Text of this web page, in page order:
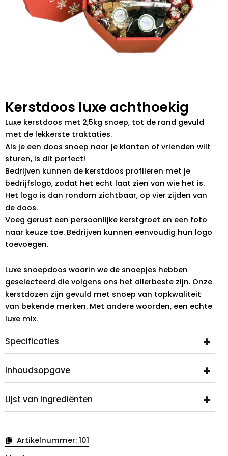
Kerstdoos luxe achthoekig
Luxe kerstdoos met 2,5kg snoep, tot de rand gevuld
met de lekkerste traktaties.
Als je een doos snoep naar je klanten of vrienden wilt
sturen, is dit perfect!
Bedrijven kunnen de kerstdoos profileren met je
bedrijfslogo, zodat het echt laat zien van wie het is.
Het logo is dan rondom zichtbaar, op vier zijden van
de doos.
Voeg gerust een persoonlijke kerstgroet en een foto
naar keuze toe. Bedrijven kunnen eenvoudig hun logo
toevoegen.
Luxe snoepdoos waarin we de snoepjes hebben
geselecteerd die volgens ons het allerbeste zijn. Onze
kerstdozen zijn gevuld met snoep van topkwaliteit
van bekende merken. Met andere woorden, een echte
luxe mix.
Specificaties
Inhoudsopgave
Lijst van ingrediënten
Artikelnummer: 101